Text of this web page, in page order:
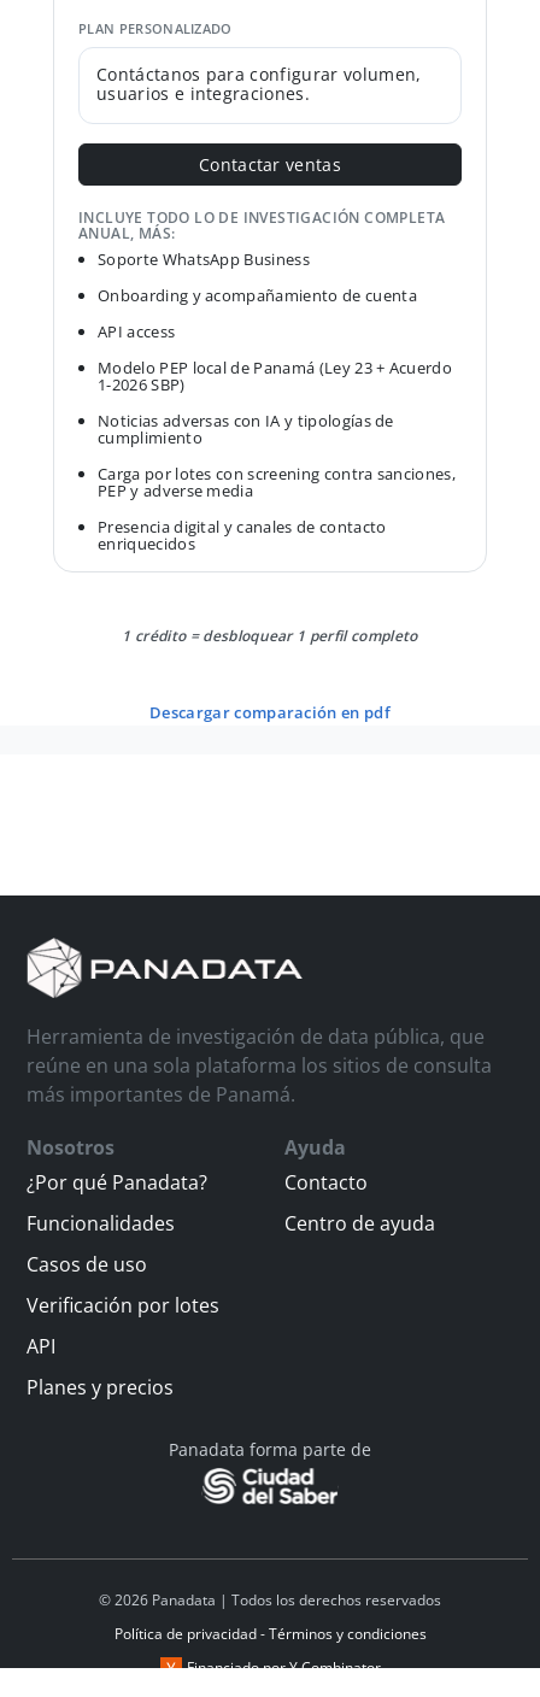
PLAN PERSONALIZADO
Contáctanos para configurar volumen,
usuarios e integraciones.
Contactar ventas
INCLUYE TODO LO DE INVESTIGACIÓN COMPLETA
ANUAL, MÁS:
Soporte WhatsApp Business
Onboarding y acompañamiento de cuenta
API access
Modelo PEP local de Panamá (Ley 23 + Acuerdo
1-2026 SBP)
Noticias adversas con IA y tipologías de
cumplimiento
Carga por lotes con screening contra sanciones,
PEP y adverse media
Presencia digital y canales de contacto
enriquecidos
1 crédito = desbloquear 1 perfil completo
descargar comparación en pdf
Herramienta de investigación de data pública, que
reúne en una sola plataforma los sitios de consulta
más importantes de Panamá.
Nosotros
¿Por qué Panadata?
Funcionalidades
Casos de uso
Verificación por lotes
API
Planes y precios
Ayuda
Contacto
Centro de ayuda
Panadata forma parte de
© 2026 Panadata | Todos los derechos reservados
Política de privacidad - Términos y condiciones
Financiado por Y Combinator